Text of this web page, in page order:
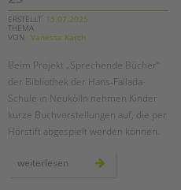
ERSTELLT 15.07.2025
THEMA
VON
Vanessa Karch
Beim Projekt „Sprechende Bücher“
der Bibliothek der Hans‑Fallada-
Schule in Neukölln nehmen Kinder
kurze Buchvorstellungen auf, die per
Hörstift abgespielt werden können.
weiterlesen